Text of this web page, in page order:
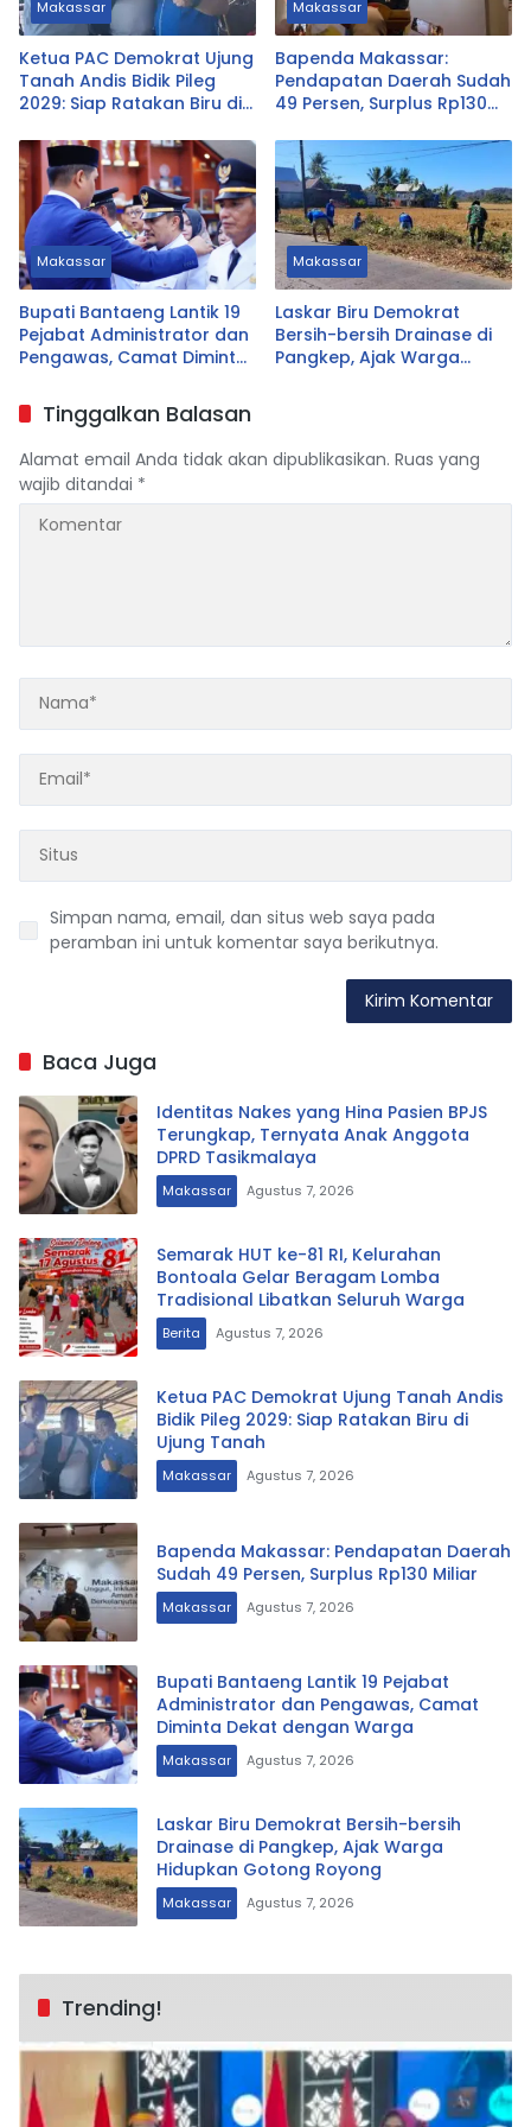
Makassar
Ketua PAC Demokrat Ujung
Tanah Andis Bidik Pileg
2029: Siap Ratakan Biru di
Makassar
Bapenda Makassar:
Pendapatan Daerah Sudah
49 Persen, Surplus Rp130
Makassar
Bupati Bantaeng Lantik 19
Pejabat Administrator dan
Pengawas, Camat Diminta
Makassar
Laskar Biru Demokrat
Bersih-bersih Drainase di
Pangkep, Ajak Warga
Tinggalkan Balasan
Alamat email Anda tidak akan dipublikasikan. Ruas yang
wajib ditandai *
Simpan nama, email, dan situs web saya pada
peramban ini untuk komentar saya berikutnya.
Baca Juga
Identitas Nakes yang Hina Pasien BPJS
Terungkap, Ternyata Anak Anggota
DPRD Tasikmalaya
Makassar Agustus 7, 2026
Semarak HUT ke-81 RI, Kelurahan
Bontoala Gelar Beragam Lomba
Tradisional Libatkan Seluruh Warga
Berita Agustus 7, 2026
Ketua PAC Demokrat Ujung Tanah Andis
Bidik Pileg 2029: Siap Ratakan Biru di
Ujung Tanah
Makassar Agustus 7, 2026
Bapenda Makassar: Pendapatan Daerah
Sudah 49 Persen, Surplus Rp130 Miliar
Makassar Agustus 7, 2026
Bupati Bantaeng Lantik 19 Pejabat
Administrator dan Pengawas, Camat
Diminta Dekat dengan Warga
Makassar Agustus 7, 2026
Laskar Biru Demokrat Bersih-bersih
Drainase di Pangkep, Ajak Warga
Hidupkan Gotong Royong
Makassar Agustus 7, 2026
Trending!